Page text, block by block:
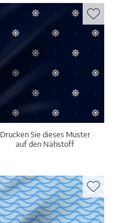
Drucken Sie dieses Muster
auf den Nähstoff